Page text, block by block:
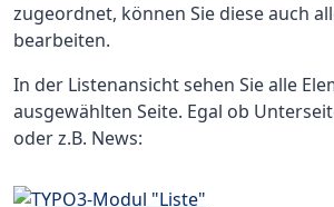
zugeordnet, können Sie diese auch
bearbeiten.
In der Listenansicht sehen Sie alle
ausgewählten Seite. Egal ob
oder z.B. News: